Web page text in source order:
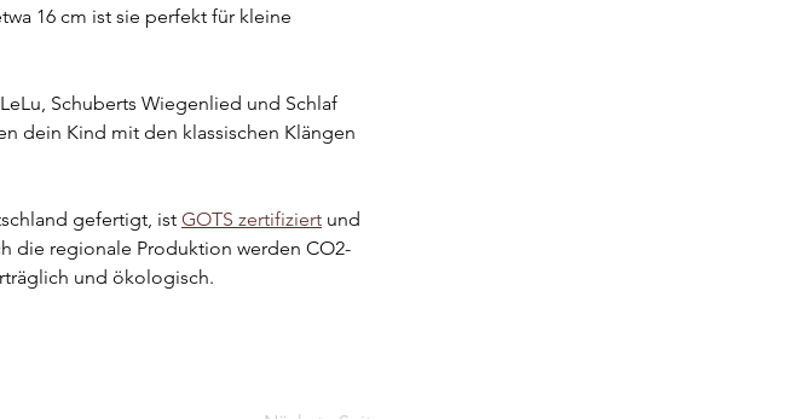
16 cm ist sie perfekt für kleine
Schuberts Wiegenlied und Schlaf
dein Kind mit den klassischen Klängen
gefertigt, ist GOTS zertifiziert und
die regionale Produktion werden CO2-
und ökologisch.